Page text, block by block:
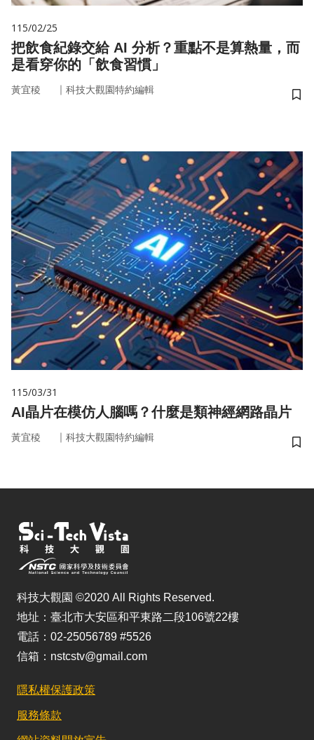
115/02/25
把飲食紀錄交給 AI 分析？重點不是算熱量，而
是看穿你的「飲食習慣」
黃宜稜 ｜ 科技大觀園特約編輯
儲
115/03/31
AI晶片在模仿人腦嗎？什麼是類神經網路晶片
黃宜稜 ｜ 科技大觀園特約編輯
儲
科技大觀園 ©2020 All Rights Reserved.
地址：臺北市大安區和平東路二段106號22樓
電話：02-25056789 #5526
信箱：nstcstv@gmail.com
隱私權保護政策
服務條款